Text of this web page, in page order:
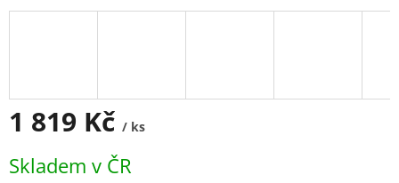
1 819 Kč / ks
cena:
Skladem v ČR